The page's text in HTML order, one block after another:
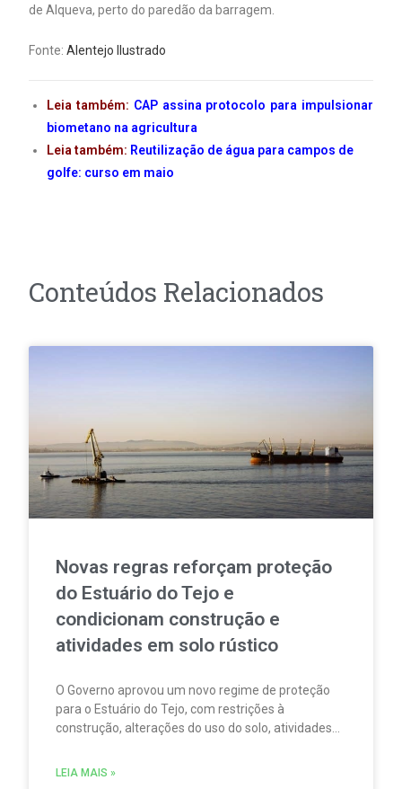
de Alqueva, perto do paredão da barragem.
Fonte:Alentejo Ilustrado
Leia também: CAP assina protocolo para impulsionar
biometano na agricultura
Leia também: Reutilização de água para campos de
golfe: curso em maio
Conteúdos Relacionados
Novas regras reforçam proteção
do Estuário do Tejo e
condicionam construção e
atividades em solo rústico
O Governo aprovou um novo regime de proteção
para o Estuário do Tejo, com restrições à
construção, alterações do uso do solo, atividades
motorizada e sobrevoos nas áreas abrangidas pela
LEIA MAIS »